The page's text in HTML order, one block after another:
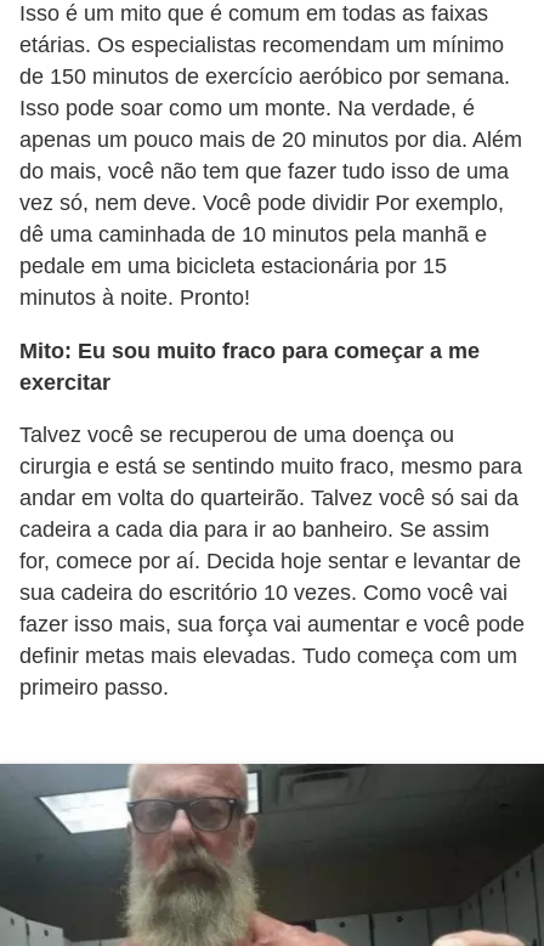
Isso é um mito que é comum em todas as faixas
etárias. Os especialistas recomendam um mínimo
de 150 minutos de exercício aeróbico por semana.
Isso pode soar como um monte. Na verdade, é
apenas um pouco mais de 20 minutos por dia. Além
do mais, você não tem que fazer tudo isso de uma
vez só, nem deve. Você pode dividir Por exemplo,
dê uma caminhada de 10 minutos pela manhã e
pedale em uma bicicleta estacionária por 15
minutos à noite. Pronto!
Mito: Eu sou muito fraco para começar a me
exercitar
Talvez você se recuperou de uma doença ou
cirurgia e está se sentindo muito fraco, mesmo para
andar em volta do quarteirão. Talvez você só sai da
cadeira a cada dia para ir ao banheiro. Se assim
for, comece por aí. Decida hoje sentar e levantar de
sua cadeira do escritório 10 vezes. Como você vai
fazer isso mais, sua força vai aumentar e você pode
definir metas mais elevadas. Tudo começa com um
primeiro passo.